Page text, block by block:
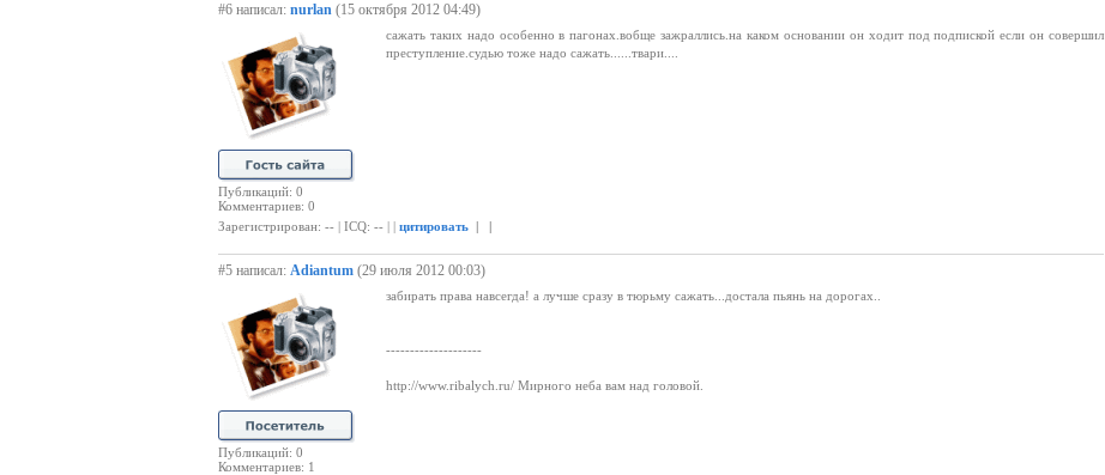
#6 написал: nurlan (15 октября 2012 04:49)
Публикаций: 0
Комментариев: 0
сажать таких надо особенно в пагонах.вобще зажраллись.на каком основании он ходит под подпиской если он совершил
преступление.судью тоже надо сажать......твари....
Зарегистрирован: -- | ICQ: -- | | цитировать | |
#5 написал: Adiantum (29 июля 2012 00:03)
Публикаций: 0
Комментариев: 1
забирать права навсегда! а лучше сразу в тюрьму сажать...достала пьянь на дорогах..
--------------------
http://www.ribalych.ru/ Мирного неба вам над головой.